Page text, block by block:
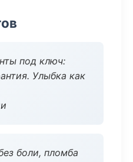
под ключ:
Улыбка как
боли, пломба